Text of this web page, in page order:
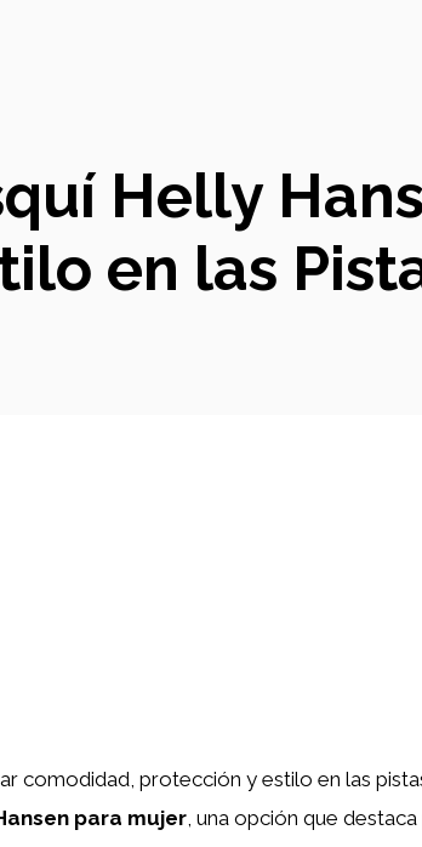
Helly
en las
comodidad, protección y estilo en las
para mujer , una opción que